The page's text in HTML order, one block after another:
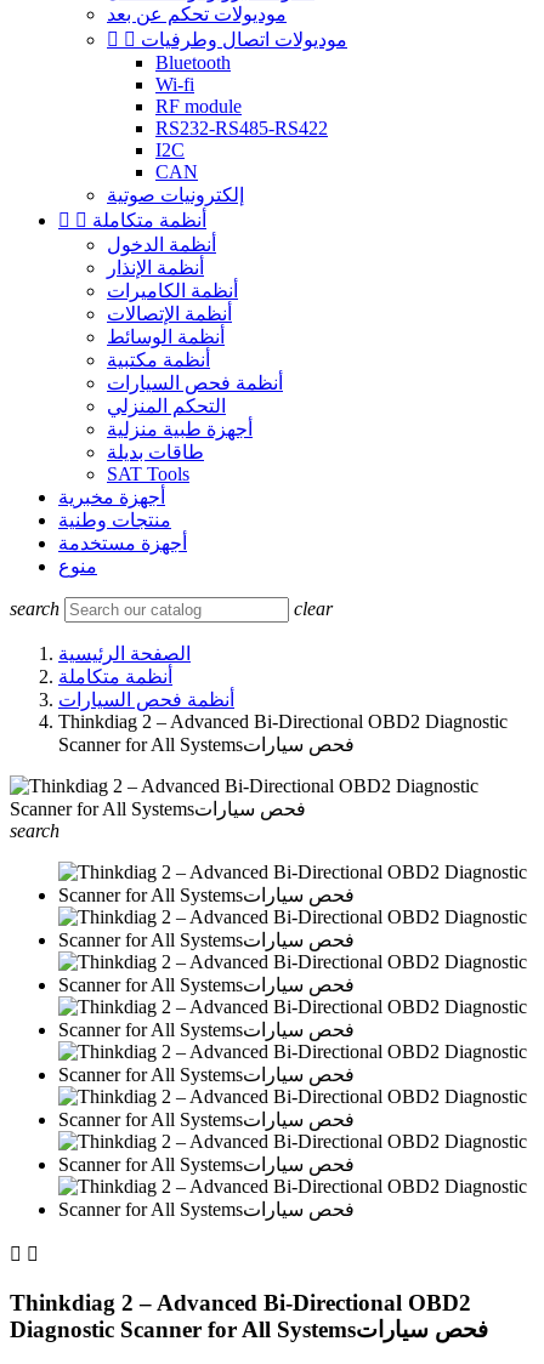
موديولات تحكم عن بعد
  موديولات اتصال وطرفيات
Bluetooth
Wi-fi
RF module
RS232-RS485-RS422
I2C
CAN
إلكترونيات صوتية
  أنظمة متكاملة
أنظمة الدخول
أنظمة الإنذار
أنظمة الكاميرات
أنظمة الإتصالات
أنظمة الوسائط
أنظمة مكتبية
أنظمة فحص السيارات
التحكم المنزلي
أجهزة طبية منزلية
طاقات بديلة
SAT Tools
أجهزة مخبرية
منتجات وطنية
أجهزة مستخدمة
منوع
search clear
الصفحة الرئيسية
أنظمة متكاملة
أنظمة فحص السيارات
Thinkdiag 2 – Advanced Bi-Directional OBD2 Diagnostic
Scanner for All Systemsفحص سيارات
search
 
Thinkdiag 2 – Advanced Bi-Directional OBD2
Diagnostic Scanner for All Systemsفحص سيارات